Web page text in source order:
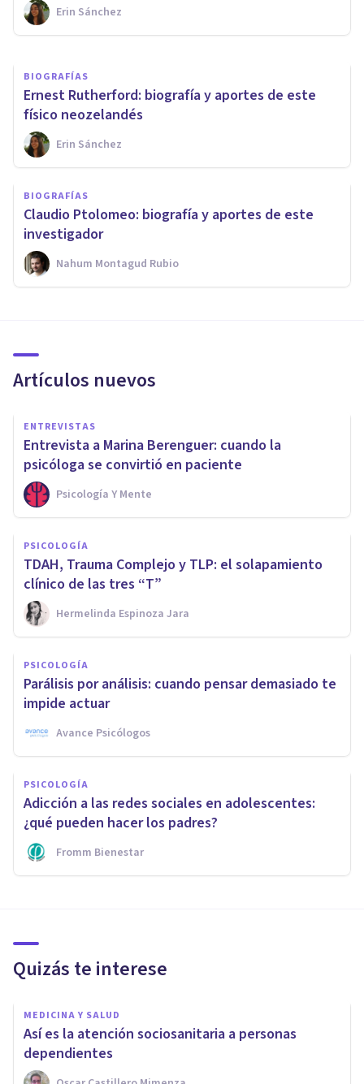
Erin Sánchez
Mario Arrimada
BIOGRAFÍAS
Ernest Rutherford: biografía y aportes de este
físico neozelandés
Erin Sánchez
BIOGRAFÍAS
Claudio Ptolomeo: biografía y aportes de este
investigador
Nahum Montagud Rubio
Artículos nuevos
ENTREVISTAS
Entrevista a Marina Berenguer: cuando la
psicóloga se convirtió en paciente
Psicología Y Mente
PSICOLOGÍA
TDAH, Trauma Complejo y TLP: el solapamiento
clínico de las tres “T”
Hermelinda Espinoza Jara
PSICOLOGÍA
Parálisis por análisis: cuando pensar demasiado te
impide actuar
Avance Psicólogos
PSICOLOGÍA
Adicción a las redes sociales en adolescentes:
¿qué pueden hacer los padres?
Fromm Bienestar
Quizás te interese
MEDICINA Y SALUD
Así es la atención sociosanitaria a personas
dependientes